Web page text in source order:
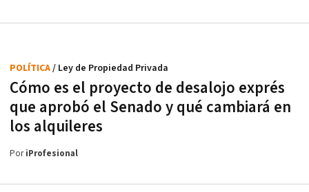
Cómo es el proyecto de desalojo exprés
que aprobó el Senado y qué cambiará en
los alquileres
POLÍTICA/ Ley de Propiedad Privada
PoriProfesional